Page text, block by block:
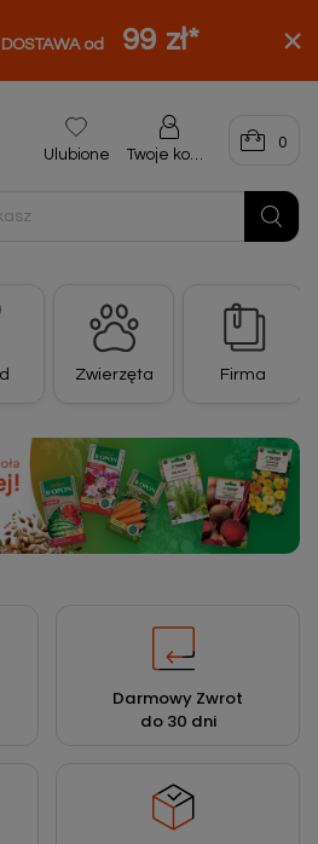
od 99 zł*
Ulubione Twoje konto
0
Firma
Zwierzęta
Darmowy Zwrot
do 30 dni